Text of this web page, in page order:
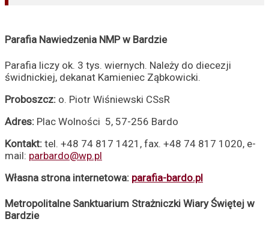
Parafia Nawiedzenia NMP w Bardzie
Parafia liczy ok. 3 tys. wiernych. Należy do diecezji
świdnickiej, dekanat Kamieniec Ząbkowicki.
Proboszcz: o. Piotr Wiśniewski CSsR
Adres: Plac Wolności 5, 57-256 Bardo
Kontakt: tel. +48 74 817 1421, fax. +48 74 817 1020, e-
mail: parbardo@wp.pl
Własna strona internetowa: parafia-bardo.pl
Metropolitalne Sanktuarium Strażniczki Wiary Świętej w
Bardzie